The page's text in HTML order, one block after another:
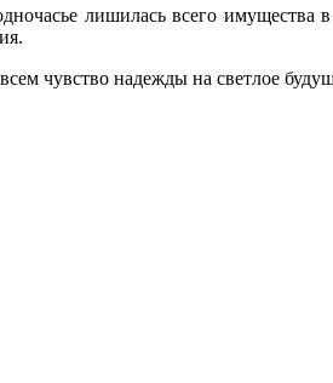
лишилась всего имущества в
чувство надежды на светлое